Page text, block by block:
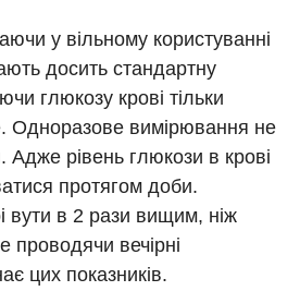
у вільному користуванні
досить стандартну
глюкозу крові тільки
Одноразове вимірювання не
Адже рівень глюкози в крові
протягом доби.
вути в 2 рази вищим, ніж
проводячи вечірні
цих показників.